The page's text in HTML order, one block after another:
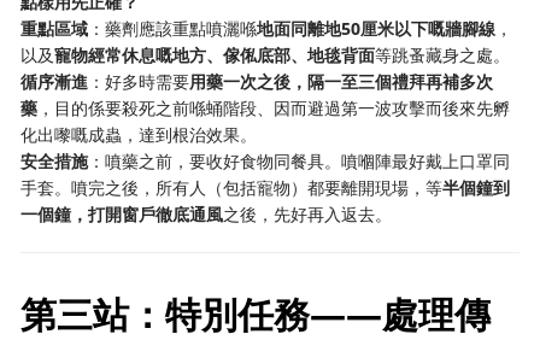
重點區域 ：藥劑應該重點噴灑喺地面同離地50厘米以下嘅牆腳線 ，
以及寵物經常休息嘅地方、傢俬底部、地毯背面等跳蚤藏身之處。
循序漸進 ：好多時需要用藥一次之後，隔一至三個禮拜再補多次
藥 ，目的係要殺死之前喺蛹階段、因而避過第一波攻擊而後來先孵
化出嚟嘅成蟲，達到根治效果。
安全措施：噴藥之前，要收好食物同餐具。噴嗰陣最好戴上口罩同
手套。噴完之後，所有人（包括寵物）都要離開現場，等半個鐘到
一個鐘，打開窗戶徹底通風之後，先好再入返去。
第三站：特別任務——處理傳